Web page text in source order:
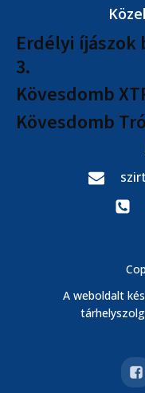
Erdélyi íjászok
3.
Kövesdomb
Kövesdomb
A weboldalt